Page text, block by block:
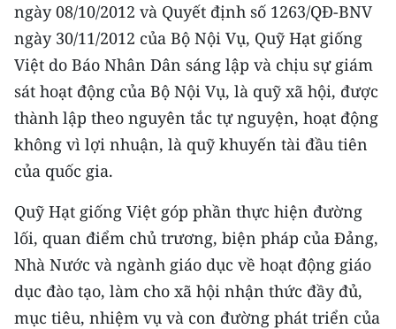
GIÁO DỤC
Y TẾ
KHOA HỌC - CÔNG NGHỆ
MÔI TRƯỜNG
BẠN ĐỌC
KIỂM CHỨNG THÔNG TIN
TRI THỨC CHUYÊN SÂU
54 DÂN TỘC VIỆT NAM
ngày 08/10/2012 và Quyết định số 1263/QĐ-BNV
ngày 30/11/2012 của Bộ Nội Vụ, Quỹ Hạt giống
Việt do Báo Nhân Dân sáng lập và chịu sự giám
sát hoạt động của Bộ Nội Vụ, là quỹ xã hội, được
thành lập theo nguyên tắc tự nguyện, hoạt động
không vì lợi nhuận, là quỹ khuyến tài đầu tiên
của quốc gia.
Quỹ Hạt giống Việt góp phần thực hiện đường
lối, quan điểm chủ trương, biện pháp của Đảng,
Nhà Nước và ngành giáo dục về hoạt động giáo
dục đào tạo, làm cho xã hội nhận thức đầy đủ,
mục tiêu, nhiệm vụ và con đường phát triển của